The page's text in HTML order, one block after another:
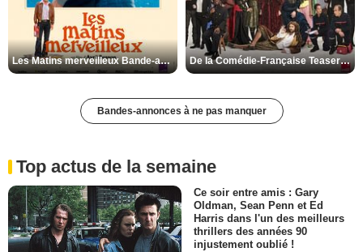
Les Matins merveilleux Bande-annonce VF De la Comédie-Française Teaser VF
Bandes-annonces à ne pas manquer
Top actus de la semaine
Ce soir entre amis : Gary
Oldman, Sean Penn et Ed
Harris dans l'un des meilleurs
thrillers des années 90
injustement oublié !